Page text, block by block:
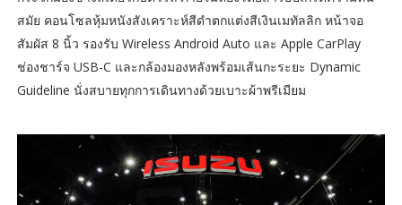
สมัย คอนโซลหุ้มหนังสังเคราะห์สีดำตกแต่งสีเงินเมทัลลิก หน้าจอ
สัมผัส 8 นิ้ว รองรับ Wireless Android Auto และ Apple CarPlay
ช่องชาร์จ USB-C และกล้องมองหลังพร้อมเส้นกะระยะ Dynamic
Guideline นั่งสบายทุกการเดินทางด้วยเบาะผ้าพรีเมียม